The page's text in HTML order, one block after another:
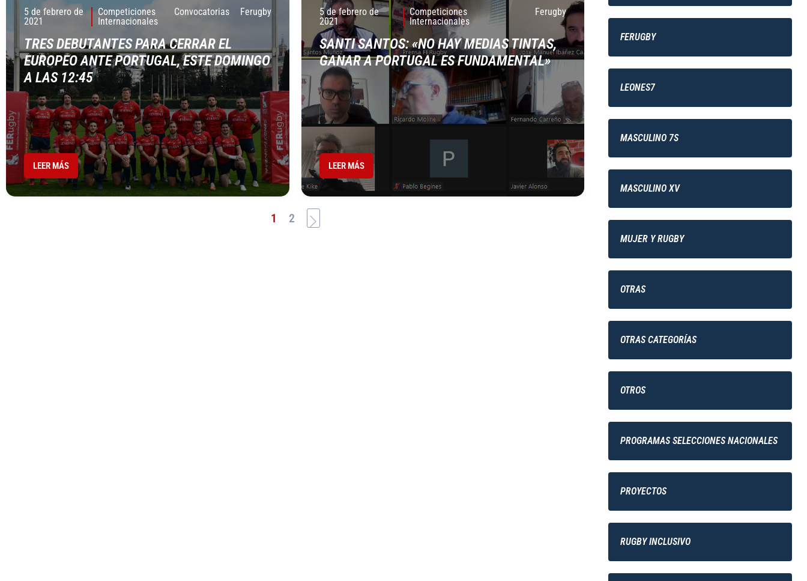
5 de febrero de
2021
Competiciones
Internacionales
Convocatorias Ferugby
TRES DEBUTANTES PARA CERRAR EL
EUROPEO ANTE PORTUGAL, ESTE DOMINGO
A LAS 12:45
LEER MÁS
5 de febrero de
2021
Competiciones
Internacionales
Ferugby
SANTI SANTOS: «NO HAY MEDIAS TINTAS,
GANAR A PORTUGAL ES FUNDAMENTAL»
LEER MÁS
1 2
FERUGBY
LEONES7
MASCULINO 7S
MASCULINO XV
MUJER Y RUGBY
OTRAS
OTRAS CATEGORÍAS
OTROS
PROGRAMAS SELECCIONES NACIONALES
PROYECTOS
RUGBY INCLUSIVO